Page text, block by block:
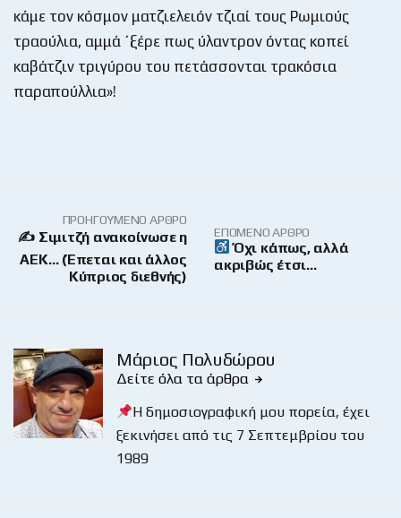
κάμε τον κόσμον ματζιελειόν τζιαί τους Ρωμιούς
τραούλια, αμμά ΄ξέρε πως ύλαντρον όντας κοπεί
καβάτζιν τριγύρου του πετάσσονται τρακόσια
παραπούλλια»!
ΠΡΟΗΓΟΎΜΕΝΟ ΆΡΘΡΟ
✍ Σιμιτζή ανακοίνωσε η
ΑΕΚ… (Έπεται και άλλος
Κύπριος διεθνής)
ΕΠΌΜΕΝΟ ΆΡΘΡΟ
Όχι κάπως, αλλά
ακριβώς έτσι…
Μάριος Πολυδώρου
Δείτε όλα τα άρθρα
Η δημοσιογραφική μου πορεία, έχει
ξεκινήσει από τις 7 Σεπτεμβρίου του
1989